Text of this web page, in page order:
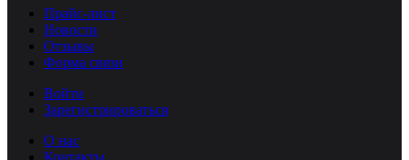
Прайс-лист
Новости
Отзывы
Форма связи
Войти
Зарегистрироваться
О нас